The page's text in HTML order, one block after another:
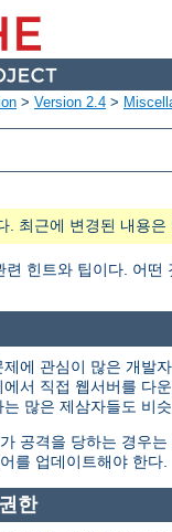
> Version 2.4 >
. 최근에 변경된 내용
힌트와 팁이다. 어
에 관심이 많은 개발
서 직접 웹서버를 다
많은 제삼자들도 비
공격을 당하는 경우
를 업데이트해야 한다.
한